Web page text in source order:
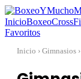
InicioBoxeo
Favoritos
Inicio › Gimnasios